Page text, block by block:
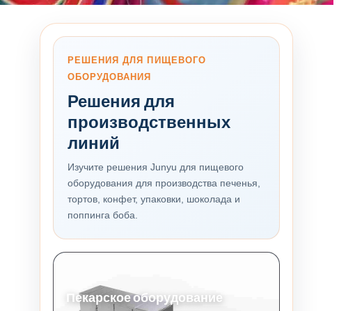
РЕШЕНИЯ ДЛЯ ПИЩЕВОГО
ОБОРУДОВАНИЯ
Решения для
производственных
линий
Изучите решения Junyu для пищевого
оборудования для производства печенья,
тортов, конфет, упаковки, шоколада и
поппинга боба.
Пекарское оборудование